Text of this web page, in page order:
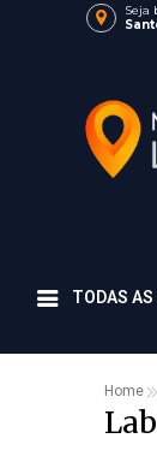
Seja
TODAS AS
Home